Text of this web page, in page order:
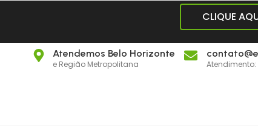
CLIQUE
Atendemos Belo Horizonte
e Região Metropolitana Atendimento: